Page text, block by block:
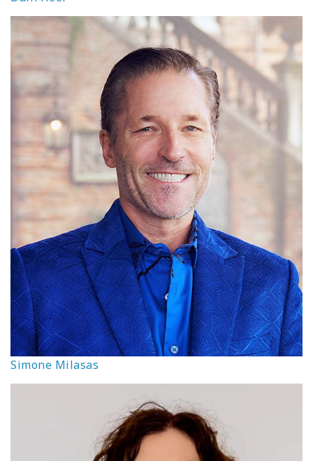
Simone Milasas